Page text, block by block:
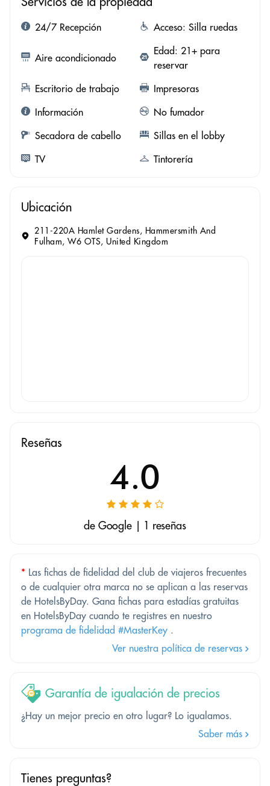
24/7 Recepción Acceso: Silla ruedas
Aire acondicionado
Edad: 21+ para
reservar
Escritorio de trabajo
Impresoras
Información
No fumador
Secadora de cabello
Sillas en el lobby
TV
Tintorería
Ubicación
211-220A Hamlet Gardens, Hammersmith And
Fulham, W6 OTS, United Kingdom
Reseñas
4.0
de Google | 1 reseñas
* Las fichas de fidelidad del club de viajeros frecuentes
o de cualquier otra marca no se aplican a las reservas
de HotelsByDay. Gana fichas para estadías gratuitas
en HotelsByDay cuando te registres en nuestro
programa de fidelidad #MasterKey .
Ver nuestra política de reservas
Garantía de igualación de precios
¿Hay un mejor precio en otro lugar? Lo igualamos.
Saber más
Tienes preguntas?